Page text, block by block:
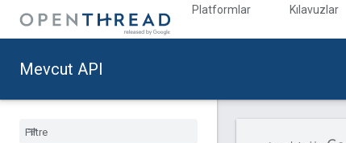
Platformlar Kılavuzlar
Mevcut API